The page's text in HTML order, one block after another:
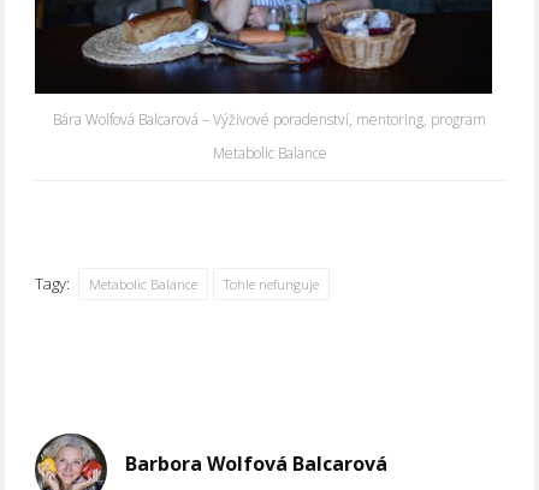
Bára Wolfová Balcarová – Výživové poradenství, mentoring, program
Metabolic Balance
Tagy: Metabolic Balance Tohle nefunguje
Barbora Wolfová Balcarová